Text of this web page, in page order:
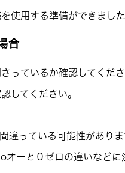
使用する準備ができまし
合
っているか確認してくだ
してください。
違っている可能性があり
オーと０ゼロの違いなどに